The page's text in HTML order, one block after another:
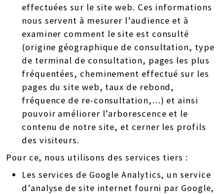
effectuées sur le site web. Ces informations
nous servent à mesurer l’audience et à
examiner comment le site est consulté
(origine géographique de consultation, type
de terminal de consultation, pages les plus
fréquentées, cheminement effectué sur les
pages du site web, taux de rebond,
fréquence de re-consultation,…) et ainsi
pouvoir améliorer l’arborescence et le
contenu de notre site, et cerner les profils
des visiteurs.
Pour ce, nous utilisons des services tiers :
Les services de Google Analytics, un service
d’analyse de site internet fourni par Google,